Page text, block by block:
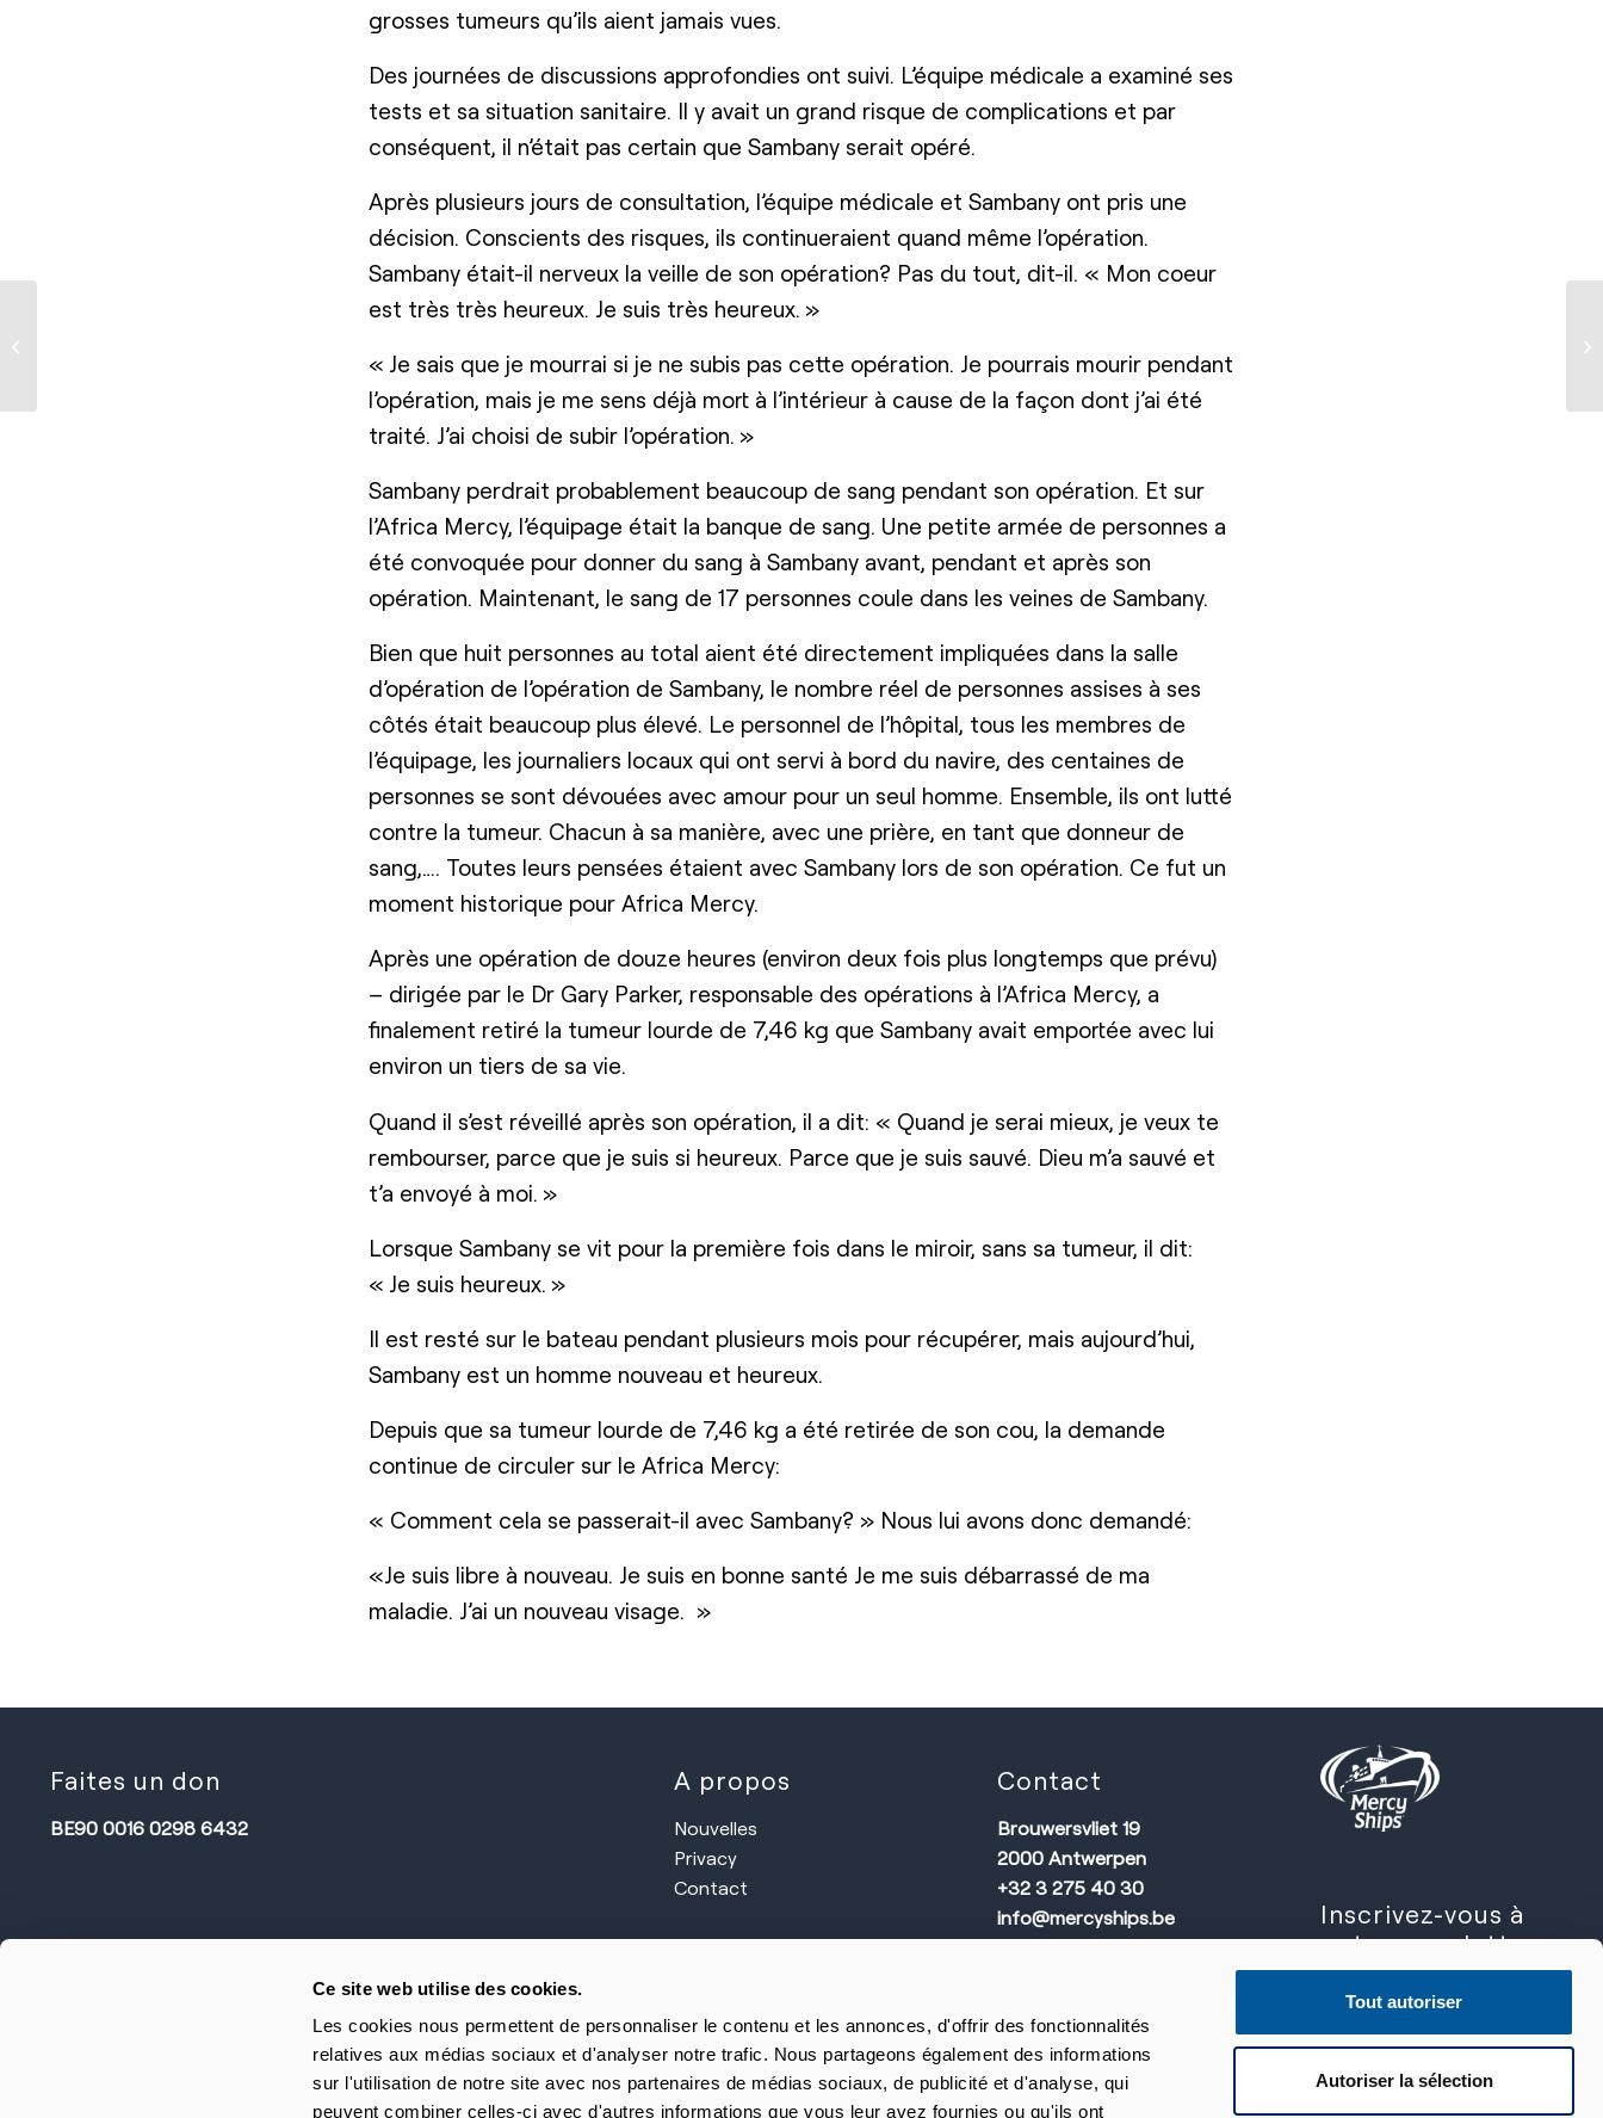
Ce site web utilise des cookies.
Les cookies nous permettent de personnaliser le contenu et les annonces, d'offrir des fonctionnalités
relatives aux médias sociaux et d'analyser notre trafic. Nous partageons également des informations
sur l'utilisation de notre site avec nos partenaires de médias sociaux, de publicité et d'analyse, qui
peuvent combiner celles-ci avec d'autres informations que vous leur avez fournies ou qu'ils ont
Tout autoriser
Autoriser la sélection
grosses tumeurs qu’ils aient jamais vues.
Des journées de discussions approfondies ont suivi. L’équipe médicale a examiné ses
tests et sa situation sanitaire. Il y avait un grand risque de complications et par
conséquent, il n’était pas certain que Sambany serait opéré.
Après plusieurs jours de consultation, l’équipe médicale et Sambany ont pris une
décision. Conscients des risques, ils continueraient quand même l’opération.
Sambany était-il nerveux la veille de son opération? Pas du tout, dit-il. « Mon coeur
est très très heureux. Je suis très heureux. »
« Je sais que je mourrai si je ne subis pas cette opération. Je pourrais mourir pendant
l’opération, mais je me sens déjà mort à l’intérieur à cause de la façon dont j’ai été
traité. J’ai choisi de subir l’opération. »
Sambany perdrait probablement beaucoup de sang pendant son opération. Et sur
l’Africa Mercy, l’équipage était la banque de sang. Une petite armée de personnes a
été convoquée pour donner du sang à Sambany avant, pendant et après son
opération. Maintenant, le sang de 17 personnes coule dans les veines de Sambany.
Bien que huit personnes au total aient été directement impliquées dans la salle
d’opération de l’opération de Sambany, le nombre réel de personnes assises à ses
côtés était beaucoup plus élevé. Le personnel de l’hôpital, tous les membres de
l’équipage, les journaliers locaux qui ont servi à bord du navire, des centaines de
personnes se sont dévouées avec amour pour un seul homme. Ensemble, ils ont lutté
contre la tumeur. Chacun à sa manière, avec une prière, en tant que donneur de
sang,…. Toutes leurs pensées étaient avec Sambany lors de son opération. Ce fut un
moment historique pour Africa Mercy.
Après une opération de douze heures (environ deux fois plus longtemps que prévu)
– dirigée par le Dr Gary Parker, responsable des opérations à l’Africa Mercy, a
finalement retiré la tumeur lourde de 7,46 kg que Sambany avait emportée avec lui
environ un tiers de sa vie.
Quand il s’est réveillé après son opération, il a dit: « Quand je serai mieux, je veux te
rembourser, parce que je suis si heureux. Parce que je suis sauvé. Dieu m’a sauvé et
t’a envoyé à moi. »
Lorsque Sambany se vit pour la première fois dans le miroir, sans sa tumeur, il dit:
« Je suis heureux. »
Il est resté sur le bateau pendant plusieurs mois pour récupérer, mais aujourd’hui,
Sambany est un homme nouveau et heureux.
Depuis que sa tumeur lourde de 7,46 kg a été retirée de son cou, la demande
continue de circuler sur le Africa Mercy:
« Comment cela se passerait-il avec Sambany? » Nous lui avons donc demandé:
«Je suis libre à nouveau. Je suis en bonne santé Je me suis débarrassé de ma
maladie. J’ai un nouveau visage. »
Faites un don
BE90 0016 0298 6432
A propos
Nouvelles
Privacy
Contact
Contact
Brouwersvliet 19
2000 Antwerpen
+32 3 275 40 30
info@mercyships.be
Siège social
Av. Excelsior 8
1930 Zaventem
Inscrivez-vous à
notre newsletter
Formulaire d’inscription